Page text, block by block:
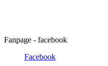
Fanpage - facebook
Facebook